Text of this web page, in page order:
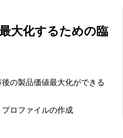
大化するための臨
の製品価値最大化ができる
ロファイルの作成